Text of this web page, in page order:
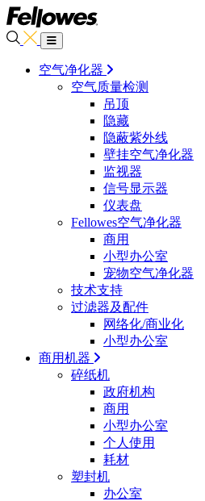
空气净化器
空气质量检测
吊顶
隐藏
隐蔽紫外线
壁挂空气净化器
监视器
信号显示器
仪表盘
Fellowes空气净化器
商用
小型办公室
宠物空气净化器
技术支持
过滤器及配件
网络化/商业化
小型办公室
商用机器
碎纸机
政府机构
商用
小型办公室
个人使用
耗材
塑封机
办公室